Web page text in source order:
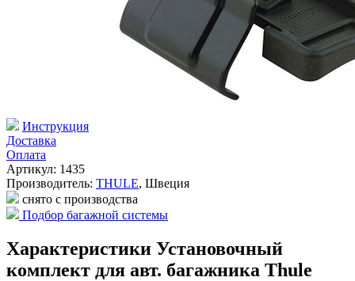
Инструкция
Доставка
Оплата
Артикул: 1435
Производитель: THULE, Швеция
снято с производства
Подбор багажной системы
Характеристики Установочный
комплект для авт. багажника Thule